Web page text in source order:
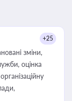
+25
зміни,
оцінка